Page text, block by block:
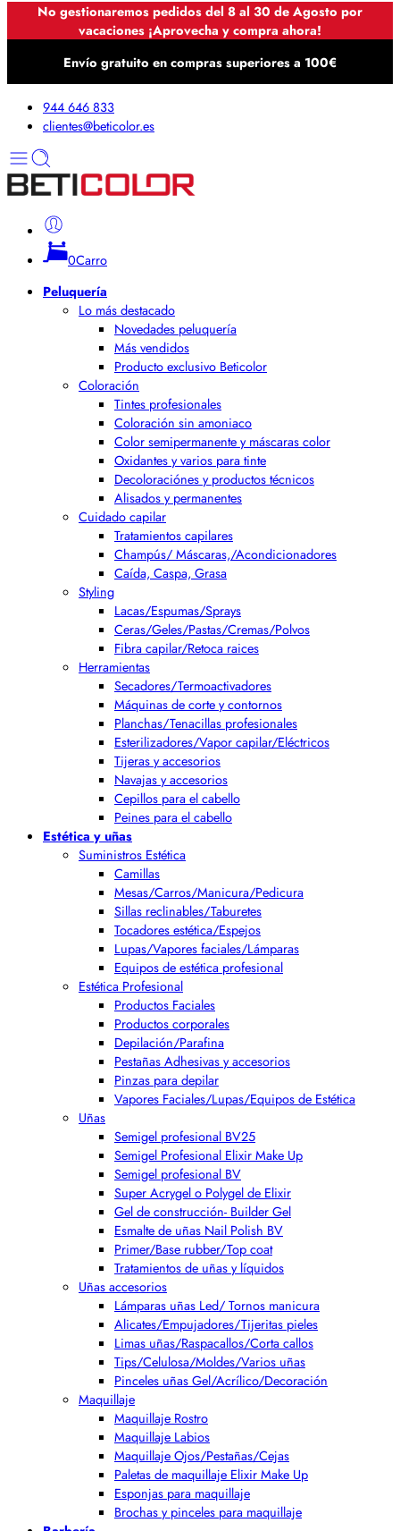
No gestionaremos pedidos del 8 al 30 de Agosto por
vacaciones ¡Aprovecha y compra ahora!
Envío gratuito en compras superiores a 100€
944 646 833
clientes@beticolor.es
0Carro
Peluquería
Lo más destacado
Novedades peluquería
Más vendidos
Producto exclusivo Beticolor
Coloración
Tintes profesionales
Coloración sin amoniaco
Color semipermanente y máscaras color
Oxidantes y varios para tinte
Decoloraciónes y productos técnicos
Alisados y permanentes
Cuidado capilar
Tratamientos capilares
Champús/ Máscaras,/Acondicionadores
Caída, Caspa, Grasa
Styling
Lacas/Espumas/Sprays
Ceras/Geles/Pastas/Cremas/Polvos
Fibra capilar/Retoca raices
Herramientas
Secadores/Termoactivadores
Máquinas de corte y contornos
Planchas/Tenacillas profesionales
Esterilizadores/Vapor capilar/Eléctricos
Tijeras y accesorios
Navajas y accesorios
Cepillos para el cabello
Peines para el cabello
Estética y uñas
Suministros Estética
Camillas
Mesas/Carros/Manicura/Pedicura
Sillas reclinables/Taburetes
Tocadores estética/Espejos
Lupas/Vapores faciales/Lámparas
Equipos de estética profesional
Estética Profesional
Productos Faciales
Productos corporales
Depilación/Parafina
Pestañas Adhesivas y accesorios
Pinzas para depilar
Vapores Faciales/Lupas/Equipos de Estética
Uñas
Semigel profesional BV25
Semigel Profesional Elixir Make Up
Semigel profesional BV
Super Acrygel o Polygel de Elixir
Gel de construcción- Builder Gel
Esmalte de uñas Nail Polish BV
Primer/Base rubber/Top coat
Tratamientos de uñas y líquidos
Uñas accesorios
Lámparas uñas Led/ Tornos manicura
Alicates/Empujadores/Tijeritas pieles
Limas uñas/Raspacallos/Corta callos
Tips/Celulosa/Moldes/Varios uñas
Pinceles uñas Gel/Acrílico/Decoración
Maquillaje
Maquillaje Rostro
Maquillaje Labios
Maquillaje Ojos/Pestañas/Cejas
Paletas de maquillaje Elixir Make Up
Esponjas para maquillaje
Brochas y pinceles para maquillaje